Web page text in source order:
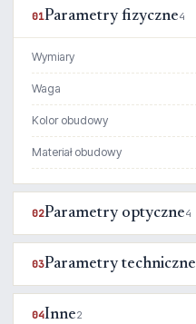
01Parametry fizyczne4
Wymiary
Waga
Kolor obudowy
Materiał obudowy
02Parametry optyczne4
03Parametry techniczne
04Inne2